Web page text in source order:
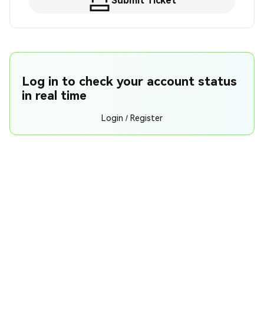
Log in to check your account status
in real time
Login / Register